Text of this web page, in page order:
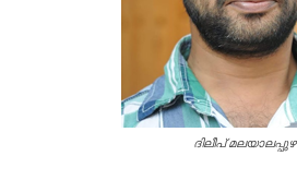
ദിലീപ്‌ മലയാലപ്പുഴ